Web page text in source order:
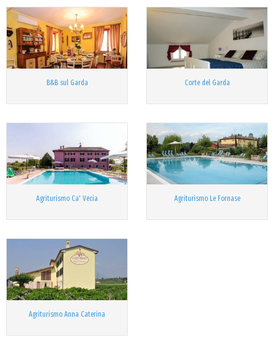
B&B sul Garda Corte del Garda
Agriturismo Ca' Vecia Agriturismo Le Fornase
Agriturismo Anna Caterina